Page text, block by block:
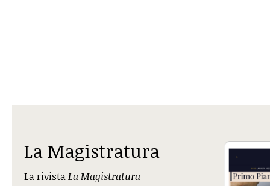
La Magistratura
La rivistaLa Magistratura